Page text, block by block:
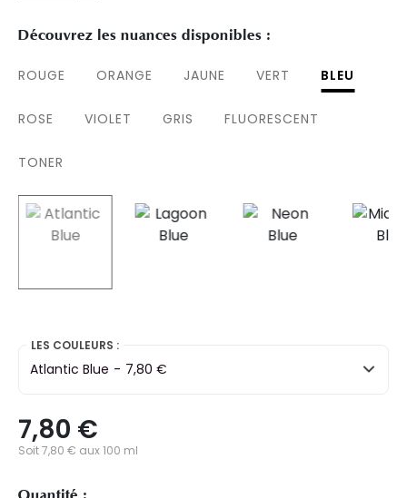
Découvrez les nuances disponibles :
ROUGE ORANGE JAUNE VERT BLEU
ROSE VIOLET GRIS FLUORESCENT
TONER
selected
LES COULEURS :
Atlantic Blue - 7,80 €
7,80 €
Soit 7,80 € aux 100 ml